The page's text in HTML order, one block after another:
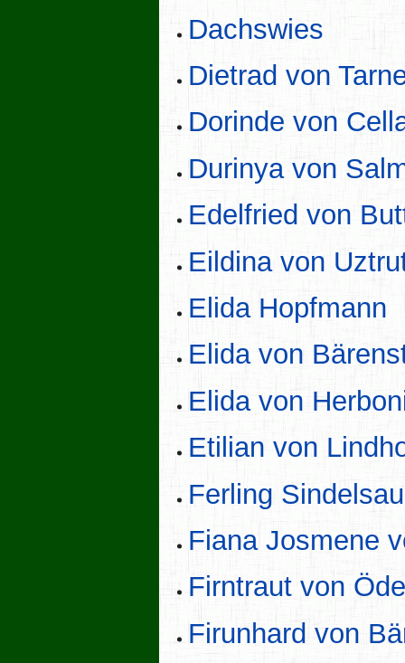
Dachswies
Dietrad von
Dorinde von
Durinya von
Edelfried von
Eildina von
Elida Hopfmann
Elida von
Elida von
Etilian von
Ferling
Fiana Josmene
Firntraut von
Firunhard von